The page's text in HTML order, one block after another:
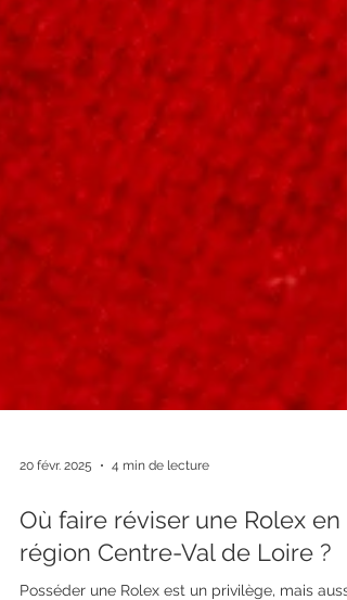
20 févr. 2025 4 min de lecture